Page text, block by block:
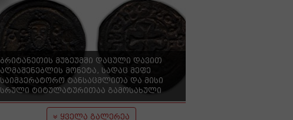
ბრიტანეთის მუზეუმში დაცული დავით
აღმაშენებლის მონეტა, სადაც მეფე
საიმპერატორო ტანსაცმლითა და მისი
სრული ტიტულატურითაა გამოსახული
ყველა გალერეა